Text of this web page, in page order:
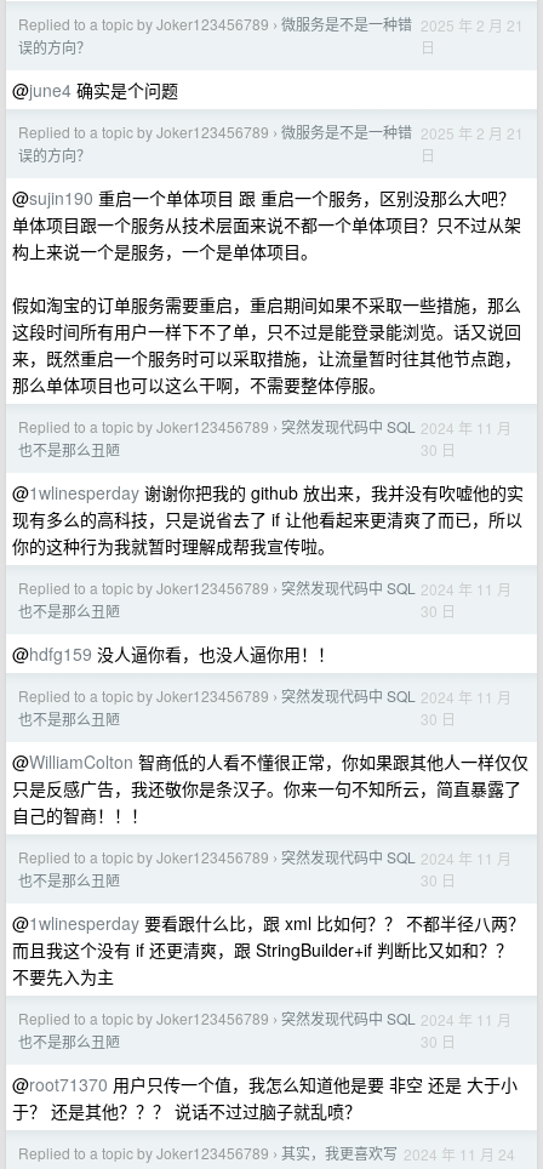
Replied to a topic by Joker123456789 › 微服务是不是一种错
误的方向？
2025 年 2 月 21
日
@june4 确实是个问题
Replied to a topic by Joker123456789 › 微服务是不是一种错
误的方向？
2025 年 2 月 21
日
@sujin190 重启一个单体项目 跟 重启一个服务，区别没那么大吧？
单体项目跟一个服务从技术层面来说不都一个单体项目？只不过从架
构上来说一个是服务，一个是单体项目。
假如淘宝的订单服务需要重启，重启期间如果不采取一些措施，那么
这段时间所有用户一样下不了单，只不过是能登录能浏览。话又说回
来，既然重启一个服务时可以采取措施，让流量暂时往其他节点跑，
那么单体项目也可以这么干啊，不需要整体停服。
Replied to a topic by Joker123456789 › 突然发现代码中 SQL
也不是那么丑陋
2024 年 11 月
30 日
@1wlinesperday 谢谢你把我的 github 放出来，我并没有吹嘘他的实
现有多么的高科技，只是说省去了 if 让他看起来更清爽了而已，所以
你的这种行为我就暂时理解成帮我宣传啦。
Replied to a topic by Joker123456789 › 突然发现代码中 SQL
也不是那么丑陋
2024 年 11 月
30 日
@hdfg159 没人逼你看，也没人逼你用！！
Replied to a topic by Joker123456789 › 突然发现代码中 SQL
也不是那么丑陋
2024 年 11 月
30 日
@WilliamColton 智商低的人看不懂很正常，你如果跟其他人一样仅仅
只是反感广告，我还敬你是条汉子。你来一句不知所云，简直暴露了
自己的智商！！！
Replied to a topic by Joker123456789 › 突然发现代码中 SQL
也不是那么丑陋
2024 年 11 月
30 日
@1wlinesperday 要看跟什么比，跟 xml 比如何？？ 不都半径八两？
而且我这个没有 if 还更清爽，跟 StringBuilder+if 判断比又如和？？
不要先入为主
Replied to a topic by Joker123456789 › 突然发现代码中 SQL
也不是那么丑陋
2024 年 11 月
30 日
@root71370 用户只传一个值，我怎么知道他是要 非空 还是 大于小
于？ 还是其他？？？ 说话不过过脑子就乱喷？
Replied to a topic by Joker123456789 › 其实，我更喜欢写 2024 年 11 月 24